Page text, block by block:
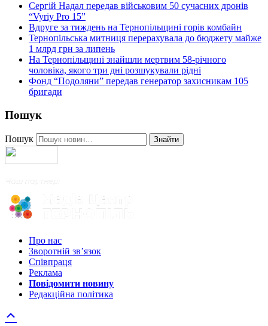
Сергій Надал передав військовим 50 сучасних дронів
“Vyriy Pro 15”
Вдруге за тиждень на Тернопільщині горів комбайн
Тернопільська митниця перерахувала до бюджету майже
1 млрд грн за липень
На Тернопільщині знайшли мертвим 58-річного
чоловіка, якого три дні розшукували рідні
Фонд “Подоляни” передав генератор захисникам 105
бригади
Пошук
Пошук Знайти
Про нас
Зворотній зв’язок
Співпраця
Реклама
Повідомити новину
Редакційна політика